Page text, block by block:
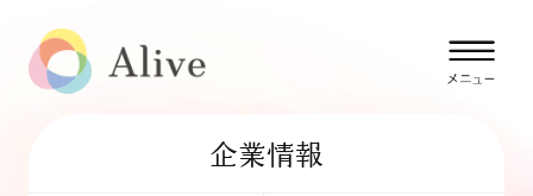
企業情報